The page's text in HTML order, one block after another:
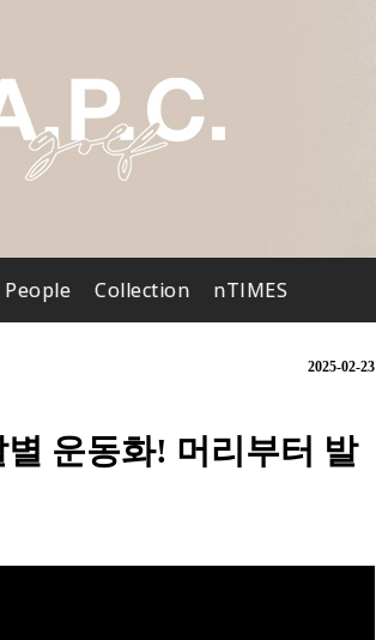
People Collection nTIMES
2025-02-23
운동화! 머리부터 발